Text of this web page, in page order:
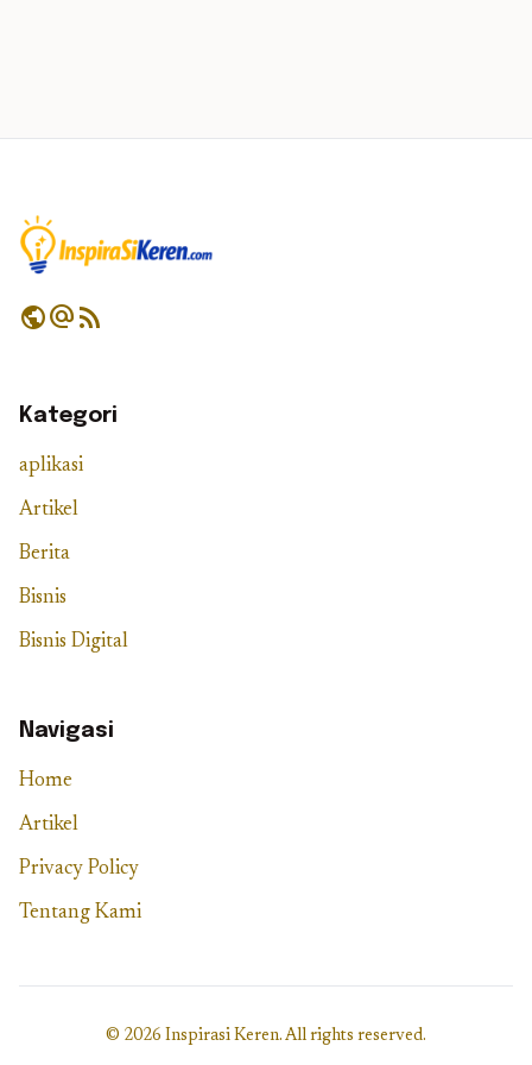
publicalternate_emailrss_feed
Kategori
aplikasi
Artikel
Berita
Bisnis
Bisnis Digital
Navigasi
Home
Artikel
Privacy Policy
Tentang Kami
© 2026 Inspirasi Keren. All rights reserved.